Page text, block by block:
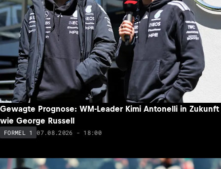
Gewagte Prognose: WM-Leader Kimi Antonelli in Zukunft
wie George Russell
FORMEL 1 07.08.2026 - 18:00